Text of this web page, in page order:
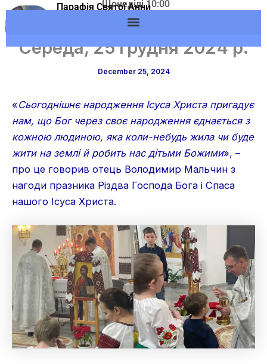
Skip
to
Парафія Святої Анни
м.Вишневе УГКЦ
Щонеділі 10:00
Адреса: м.Вишневе,
вул. Європейська, 53
Середа, 25 грудня 2024 р.
December 25, 2024
«Сьогоднішнє народження Ісуса Христа пригадує
нам, що Бог через своє народження єднається з
кожною людиною, яка коли-небудь жила чи буде
жити на землі й робить нас дітьми Божими», –
про це говорив отець Володимир Мальчин з
нагоди празника Різдва Господа Бога і Спаса
нашого Ісуса Христа.